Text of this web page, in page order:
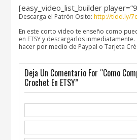
[easy_video_list_builder
Descarga el Patrón Osito:http://tidd.ly/
En este corto video te enseño como
en ETSY y descargarlos
hacer por medio de Paypal o Tarjeta
Deja Un Comentario For “Como
Crochet En ETSY”